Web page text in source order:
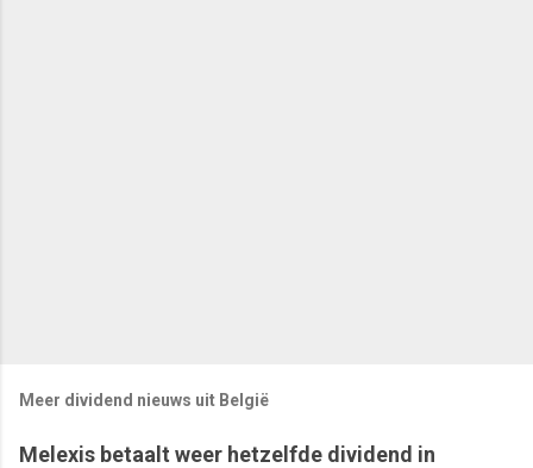
Meer dividend nieuws uit België
Melexis betaalt weer hetzelfde dividend in